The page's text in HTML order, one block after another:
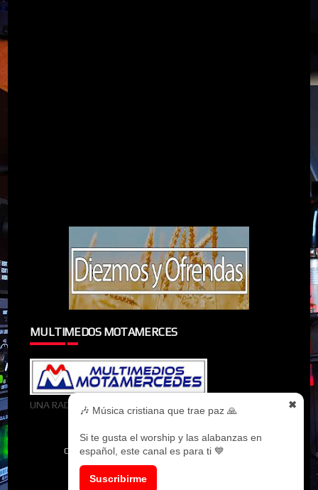
✖
🎶 Música cristiana que trae paz 🙏
Si te gusta el worship y las alabanzas en
español, este canal es para ti 💙
Suscribirme
MULTIMEDOS MOTAMERCES
UNA RADIOMIEMBRO DE MULTIMEDOS MOTAMERCES
CREATED BY SORATEMPLATES | DISTRIBUTED BY